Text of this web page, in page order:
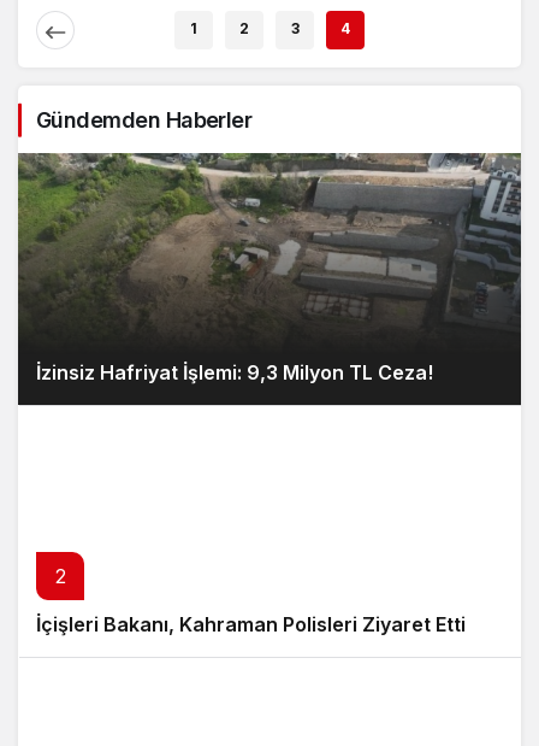
1 2 3 4
Gündemden Haberler
İzinsiz Hafriyat İşlemi: 9,3 Milyon TL Ceza!
2
İçişleri Bakanı, Kahraman Polisleri Ziyaret Etti